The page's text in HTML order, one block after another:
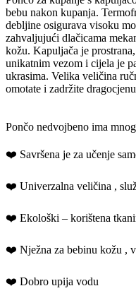
bebu nakon kupanja.
debljine osigurava visoku
zahvaljujući dlačicama
kožu. Kapuljača je
unikatnim vezom i cijela je
ukrasima. Velika veličina
omotate i zadržite
Pončo nedvojbeno ima
❤️ Savršena je za učenje
❤️ Univerzalna veličina ,
❤️ Ekološki – korištena
❤️ Nježna za bebinu kožu ,
❤️ Dobro upija vodu